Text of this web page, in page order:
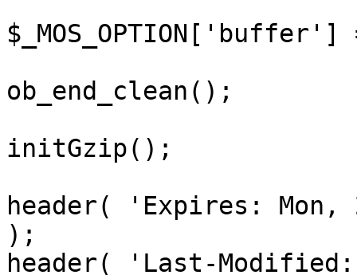
ob_end_clean();
initGzip();
header( 'Expires: Mon,
);
header( 'Last-